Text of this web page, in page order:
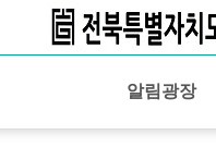
알림광장